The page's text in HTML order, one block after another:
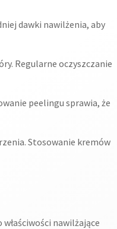
dawki nawilżenia, aby
Regularne oczyszczanie
peelingu sprawia, że
Stosowanie kremów
nawilżające